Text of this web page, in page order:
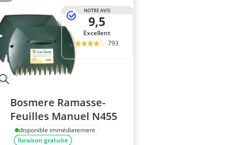
NOTRE AVIS
9,5
Excellent
793
Bosmere Ramasse-
Feuilles Manuel N455
disponible immédiatement
livraison gratuite